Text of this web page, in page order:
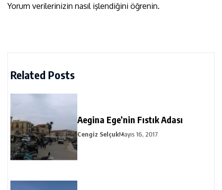
Yorum verilerinizin nasıl işlendiğini öğrenin.
Related Posts
Aegina Ege’nin Fıstık Adası
Cengiz SelçukMayıs 16, 2017